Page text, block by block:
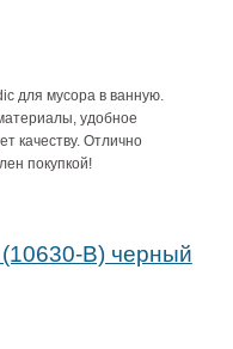
для мусора в ванную.
удобное
качеству. Отлично
покупкой!
B) черный